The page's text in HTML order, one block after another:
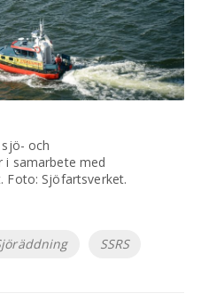
och
i samarbete med
Foto: Sjöfartsverket.
SSRS